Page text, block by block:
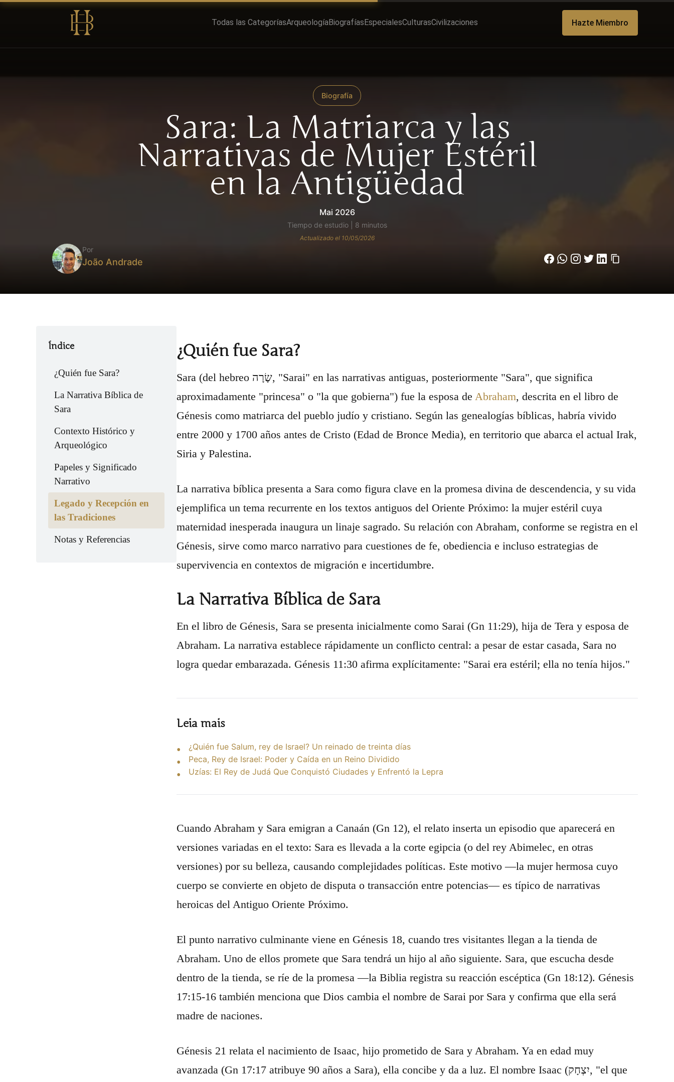
Todas las CategoríasArqueologíaBiografíasEspecialesCulturasCivilizaciones Hazte Miembro
Biografía
Sara: La Matriarca y las
Narrativas de Mujer Estéril
en la Antigüedad
Mai 2026
Tiempo de estudio | 8 minutos
Actualizado el 10/05/2026
Por
João Andrade
Índice
¿Quién fue Sara?
La Narrativa Bíblica de
Sara
Contexto Histórico y
Arqueológico
Papeles y Significado
Narrativo
Legado y Recepción en
las Tradiciones
Notas y Referencias
¿Quién fue Sara?
Sara (del hebreo שָׂרָה, "Sarai" en las narrativas antiguas, posteriormente "Sara", que significa
aproximadamente "princesa" o "la que gobierna") fue la esposa de Abraham, descrita en el libro de
Génesis como matriarca del pueblo judío y cristiano. Según las genealogías bíblicas, habría vivido
entre 2000 y 1700 años antes de Cristo (Edad de Bronce Media), en territorio que abarca el actual Irak,
Siria y Palestina.
La narrativa bíblica presenta a Sara como figura clave en la promesa divina de descendencia, y su vida
ejemplifica un tema recurrente en los textos antiguos del Oriente Próximo: la mujer estéril cuya
maternidad inesperada inaugura un linaje sagrado. Su relación con Abraham, conforme se registra en el
Génesis, sirve como marco narrativo para cuestiones de fe, obediencia e incluso estrategias de
supervivencia en contextos de migración e incertidumbre.
La Narrativa Bíblica de Sara
En el libro de Génesis, Sara se presenta inicialmente como Sarai (Gn 11:29), hija de Tera y esposa de
Abraham. La narrativa establece rápidamente un conflicto central: a pesar de estar casada, Sara no
logra quedar embarazada. Génesis 11:30 afirma explícitamente: "Sarai era estéril; ella no tenía hijos."
Leia mais
¿Quién fue Salum, rey de Israel? Un reinado de treinta días
Peca, Rey de Israel: Poder y Caída en un Reino Dividido
Uzías: El Rey de Judá Que Conquistó Ciudades y Enfrentó la Lepra
Cuando Abraham y Sara emigran a Canaán (Gn 12), el relato inserta un episodio que aparecerá en
versiones variadas en el texto: Sara es llevada a la corte egipcia (o del rey Abimelec, en otras
versiones) por su belleza, causando complejidades políticas. Este motivo —la mujer hermosa cuyo
cuerpo se convierte en objeto de disputa o transacción entre potencias— es típico de narrativas
heroicas del Antiguo Oriente Próximo.
El punto narrativo culminante viene en Génesis 18, cuando tres visitantes llegan a la tienda de
Abraham. Uno de ellos promete que Sara tendrá un hijo al año siguiente. Sara, que escucha desde
dentro de la tienda, se ríe de la promesa —la Biblia registra su reacción escéptica (Gn 18:12). Génesis
17:15-16 también menciona que Dios cambia el nombre de Sarai por Sara y confirma que ella será
madre de naciones.
Génesis 21 relata el nacimiento de Isaac, hijo prometido de Sara y Abraham. Ya en edad muy
avanzada (Gn 17:17 atribuye 90 años a Sara), ella concibe y da a luz. El nombre Isaac (יִצְחָק, "el que